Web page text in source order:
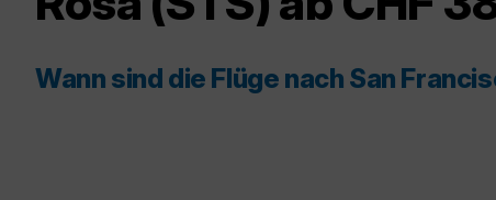
Wann sind die Flüge nach San